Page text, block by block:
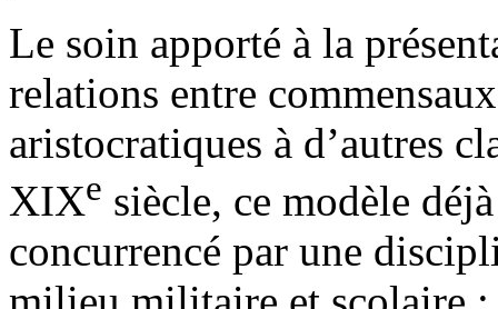
Le soin apporté à la
relations entre
aristocratiques à d’autres
XIXe siècle, ce modèle
concurrencé par une